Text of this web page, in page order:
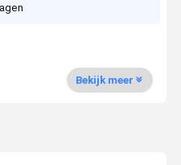
Bekijk meer